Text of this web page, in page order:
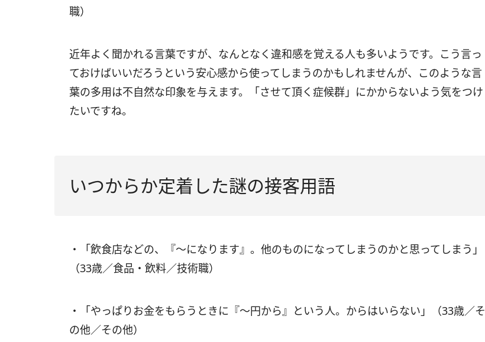
職）
近年よく聞かれる言葉ですが、なんとなく違和感を覚える人も多いようです。こう言っ
ておけばいいだろうという安心感から使ってしまうのかもしれませんが、このような言
葉の多用は不自然な印象を与えます。「させて頂く症候群」にかからないよう気をつけ
たいですね。
いつからか定着した謎の接客用語
・「飲食店などの、『～になります』。他のものになってしまうのかと思ってしまう」
（33歳／食品・飲料／技術職）
・「やっぱりお金をもらうときに『～円から』という人。からはいらない」（33歳／そ
の他／その他）